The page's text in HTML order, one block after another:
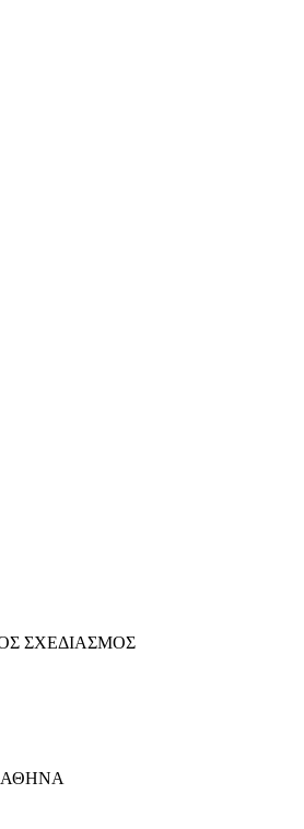
ΣΧΕΔΙΑΣΜΟΣ
ΑΘΗΝΑ